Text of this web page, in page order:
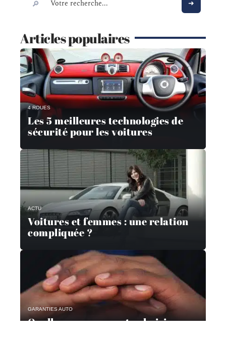
Articles populaires
4 ROUES
Les 5 meilleures technologies de
sécurité pour les voitures
ACTU
Voitures et femmes : une relation
compliquée ?
GARANTIES AUTO
Quelle assurance auto choisir en